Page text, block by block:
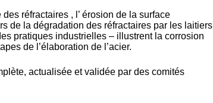
réfractaires , l’ érosion de la surface
de la dégradation des réfractaires par les laitiers
pratiques industrielles – illustrent la corrosion
de l’élaboration de l’acier.
, actualiséeetvalidéepar des comités